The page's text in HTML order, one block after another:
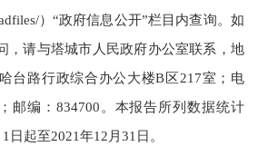
）“政府信息公开”栏目内查询。如
，请与塔城市人民政府办公室联系，地
台路行政综合办公大楼B 区217室；电
； 邮编： 834700。 本报告所列数据统计
1日起至2021年12月31日。